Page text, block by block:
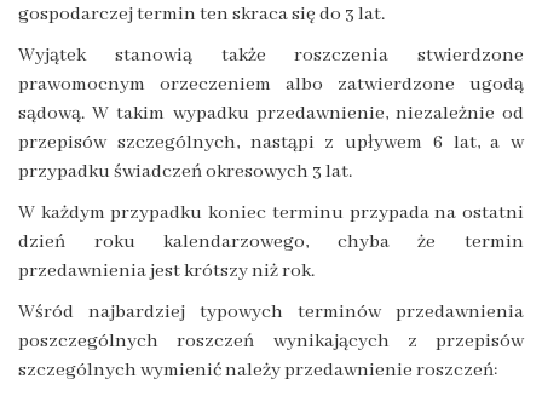
gospodarczej termin ten skraca się do 3 lat.
Wyjątek stanowią także roszczenia stwierdzone
prawomocnym orzeczeniem albo zatwierdzone ugodą
sądową. W takim wypadku przedawnienie, niezależnie od
przepisów szczególnych, nastąpi z upływem 6 lat, a w
przypadku świadczeń okresowych 3 lat.
W każdym przypadku koniec terminu przypada na ostatni
dzień roku kalendarzowego, chyba że termin
przedawnienia jest krótszy niż rok.
Wśród najbardziej typowych terminów przedawnienia
poszczególnych roszczeń wynikających z przepisów
szczególnych wymienić należy przedawnienie roszczeń: